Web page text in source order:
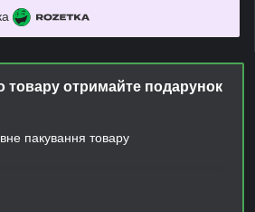
товару отримайте подарунок
пакування товару